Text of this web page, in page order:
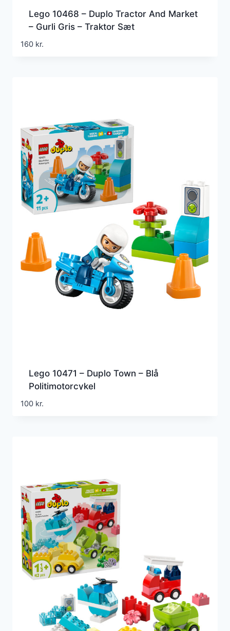
Lego 10468 – Duplo Tractor And Market
– Gurli Gris – Traktor Sæt
160 kr.
Lego 10471 – Duplo Town – Blå
Politimotorcykel
100 kr.